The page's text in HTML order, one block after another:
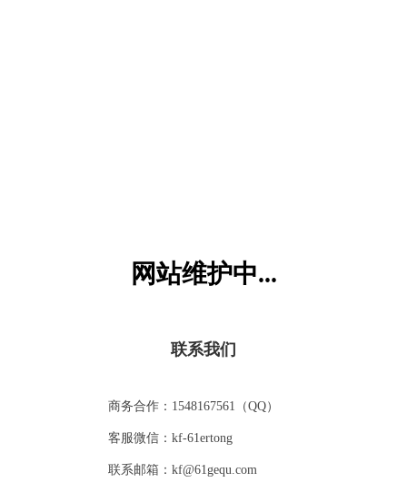
网站维护中...
联系我们
商务合作：1548167561（QQ）
客服微信：kf-61ertong
联系邮箱：kf@61gequ.com